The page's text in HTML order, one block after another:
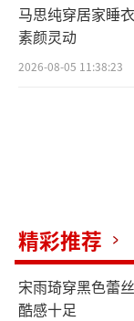
马思纯穿居家睡
素颜灵动
2026-08-05 11:38:23
精彩推荐
宋雨琦穿黑色蕾
酷感十足